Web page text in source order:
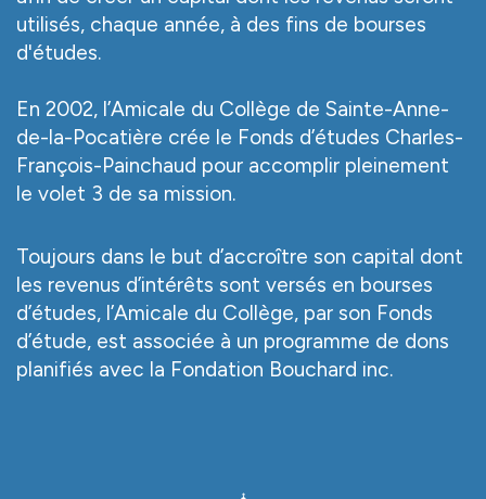
utilisés, chaque année, à des fins de bourses
d'études.
En 2002, l’Amicale du Collège de Sainte-Anne-
de-la-Pocatière crée le Fonds d’études Charles-
François-Painchaud pour accomplir pleinement
le volet 3 de sa mission.
Toujours dans le but d’accroître son capital dont
les revenus d’intérêts sont versés en bourses
d’études, l’Amicale du Collège, par son Fonds
d’étude, est associée à un programme de dons
planifiés avec la Fondation Bouchard inc.